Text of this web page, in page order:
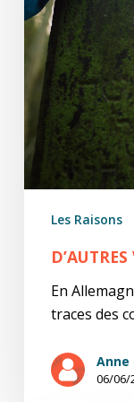
Les Raisons
En
traces des
Anne
06/06/